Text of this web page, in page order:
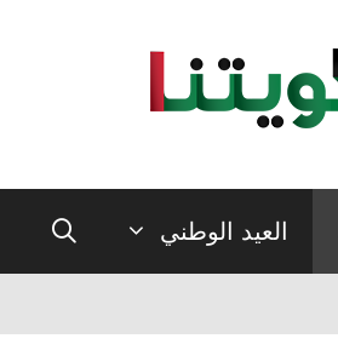
العيد الوطني